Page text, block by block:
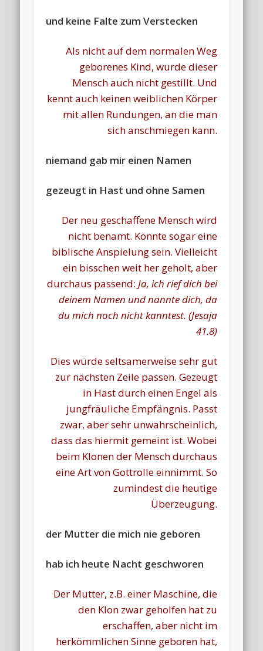
und keine Falte zum Verstecken
Als nicht auf dem normalen Weg
geborenes Kind, wurde dieser
Mensch auch nicht gestillt. Und
kennt auch keinen weiblichen Körper
mit allen Rundungen, an die man
sich anschmiegen kann.
niemand gab mir einen Namen
gezeugt in Hast und ohne Samen
Der neu geschaffene Mensch wird
nicht benamt. Könnte sogar eine
biblische Anspielung sein. Vielleicht
ein bisschen weit her geholt, aber
durchaus passend: Ja, ich rief dich bei
deinem Namen und nannte dich, da
du mich noch nicht kanntest. (Jesaja
41.8)
Dies würde seltsamerweise sehr gut
zur nächsten Zeile passen. Gezeugt
in Hast durch einen Engel als
jungfräuliche Empfängnis. Passt
zwar, aber sehr unwahrscheinlich,
dass das hiermit gemeint ist. Wobei
beim Klonen der Mensch durchaus
eine Art von Gottrolle einnimmt. So
zumindest die heutige
Überzeugung.
der Mutter die mich nie geboren
hab ich heute Nacht geschworen
Der Mutter, z.B. einer Maschine, die
den Klon zwar geholfen hat zu
erschaffen, aber nicht im
herkömmlichen Sinne geboren hat,